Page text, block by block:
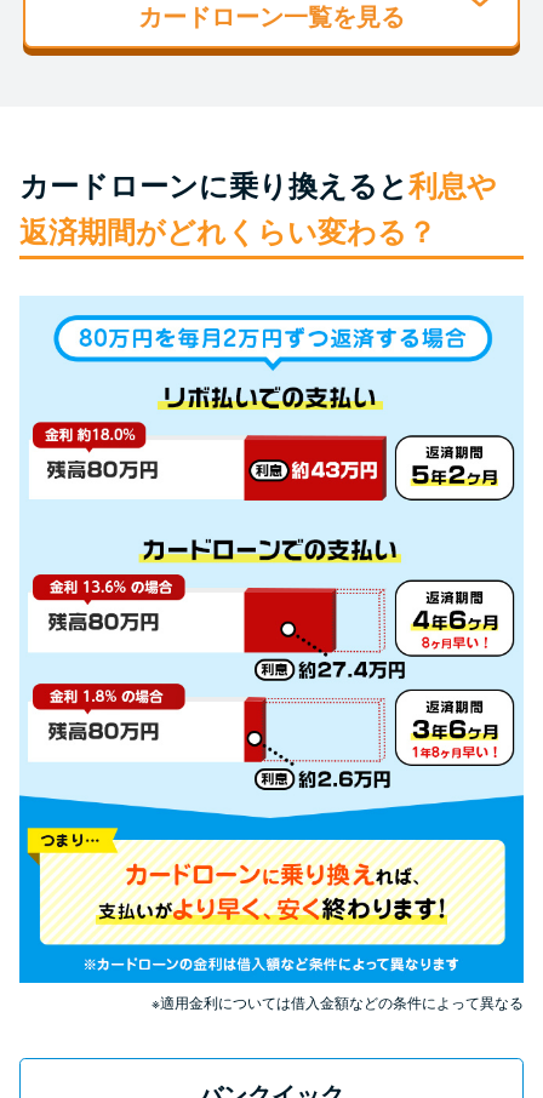
未成年でもお金を借りられる？
学生がお金を借りる方法があ
学生がお金を借りる方法は？親
へのバレにくさや将来への影響
を解説
ソフト闇金とは？悪質な手口に
は要注意！
090金融（闇金）からお金を借り
てはいけない理由と借りた場合
の対処法
申し込みブラックとは?判断の目
安や審査に通らない理由
ブラックでもお金を借りるに
は？3つの判断基準と工面法
アコムはブラックでも審査に通
る？ 自分がブラックか確かめる
方法
アコムとレイクどっちがいい
の？ カードローンの選び方を徹
底解説！
説！ もっとも便利でお得な返済
カードローン一覧を見る
カードローンに乗り換えると利息や
返済期間がどれくらい変わる？
※適用金利については借入金額などの条件によって異なる